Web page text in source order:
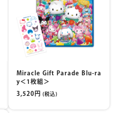
Miracle Gift Parade Blu-ra
y＜1枚組＞
3,520円 (税込)